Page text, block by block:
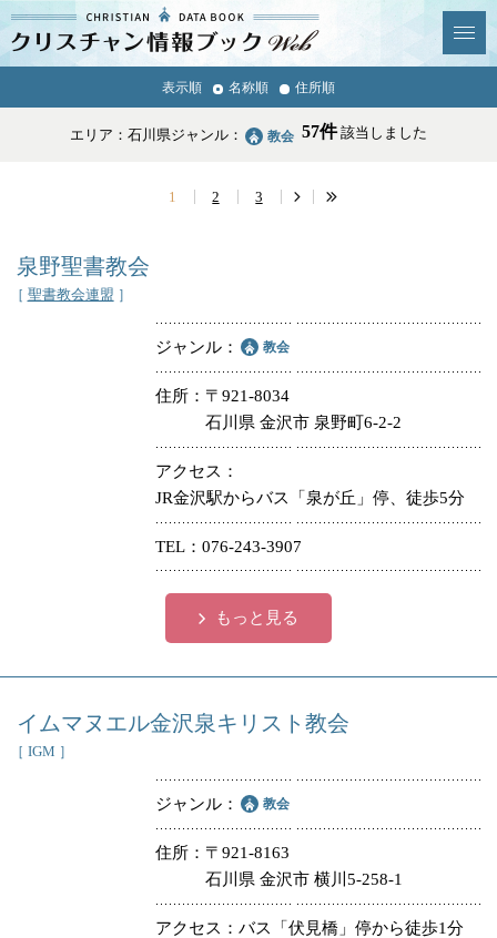
情報ブックとは
News & Topics
学校・幼稚園・神学校
医療・福祉
各種団体
フリーワード
表示順 名称順 住所順
エリア：石川県ジャンル： 教会 57件該当しました
1 2 3
泉野聖書教会
［ 聖書教会連盟 ］
ジャンル 教会
住所
〒921-8034
石川県 金沢市 泉野町6-2-2
アクセス
JR金沢駅からバス「泉が丘」停、徒歩5分
TEL 076-243-3907
もっと見る
イムマヌエル金沢泉キリスト教会
［ IGM ］
ジャンル 教会
住所
〒921-8163
石川県 金沢市 横川5-258-1
アクセス バス「伏見橋」停から徒歩1分